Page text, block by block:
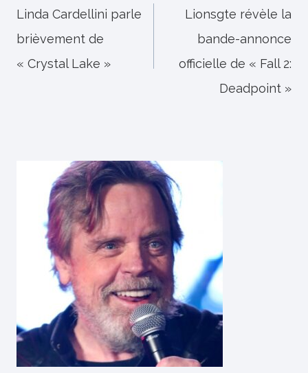
de
l’article
Linda Cardellini parle
brièvement de
« Crystal Lake »
Lionsgte révèle la
bande-annonce
officielle de « Fall 2:
Deadpoint »